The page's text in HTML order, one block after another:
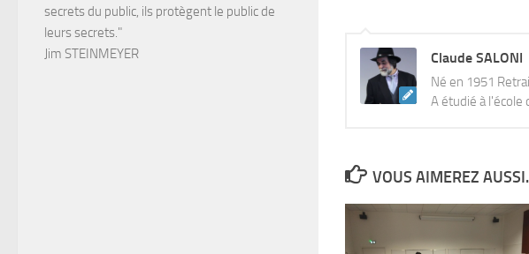
Claude SALONI
Né en 1951
A étudié à l'école
VOUS AIMEREZ
secrets du public, ils protègent le public de
leurs secrets."
Jim STEINMEYER